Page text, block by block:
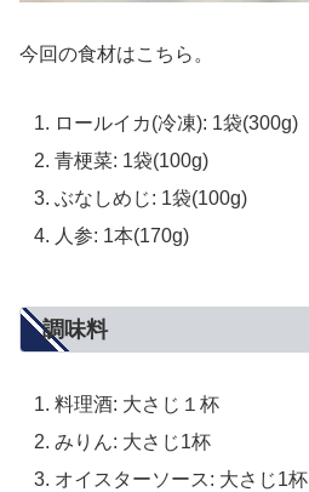
今回の食材はこちら。
ロールイカ(冷凍): 1袋(300g)
青梗菜: 1袋(100g)
ぶなしめじ: 1袋(100g)
人参: 1本(170g)
調味料
料理酒: 大さじ１杯
みりん: 大さじ1杯
オイスターソース: 大さじ1杯